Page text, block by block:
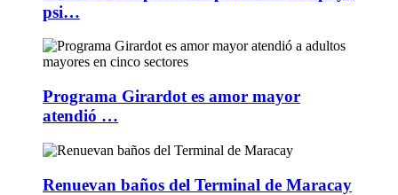
psi…
Programa Girardot es amor mayor
atendió …
Renuevan baños del Terminal de Maracay